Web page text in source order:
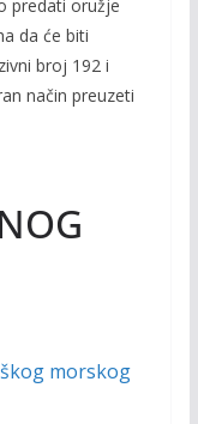
predati oružje
da će biti
broj 192 i
način preuzeti
morskog